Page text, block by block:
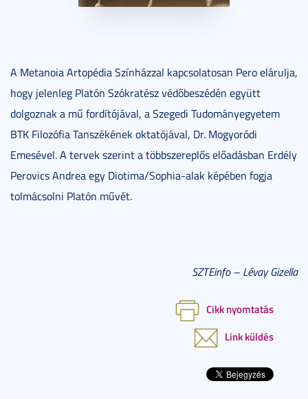
A Metanoia Artopédia Színházzal kapcsolatosan Pero elárulja,
hogy jelenleg Platón Szókratész védőbeszédén együtt
dolgoznak a mű fordítójával, a Szegedi Tudományegyetem
BTK Filozófia Tanszékének oktatójával, Dr. Mogyoródi
Emesével. A tervek szerint a többszereplős előadásban Erdély
Perovics Andrea egy Diotima/Sophia-alak képében fogja
tolmácsolni Platón művét.
SZTEinfo – Lévay Gizella
Cikk nyomtatás
Link küldés